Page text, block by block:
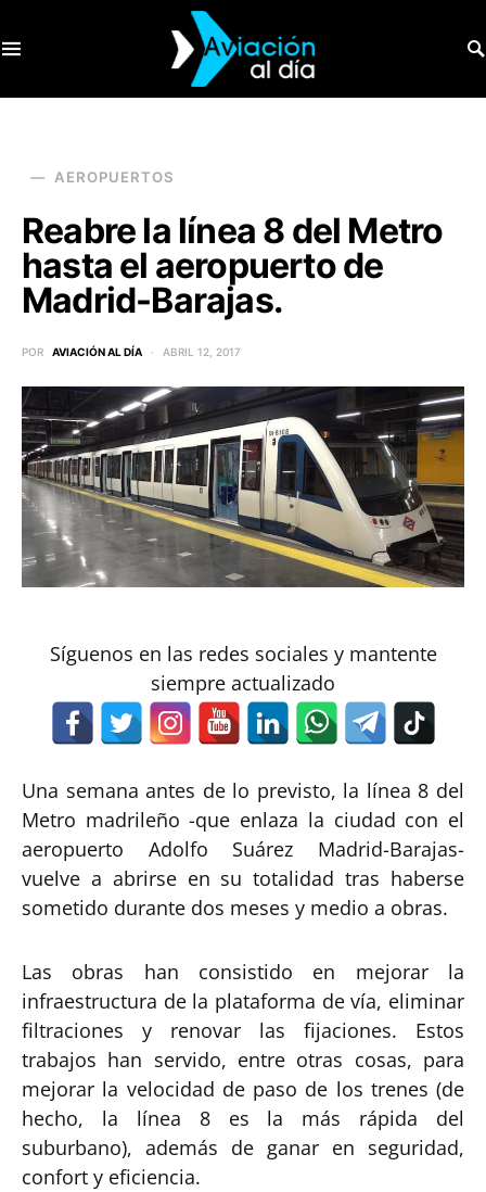
AEROPUERTOS
Reabre la línea 8 del Metro
hasta el aeropuerto de
Madrid-Barajas.
POR AVIACIÓN AL DÍA ABRIL 12, 2017
Síguenos en las redes sociales y mantente
siempre actualizado
Una semana antes de lo previsto, la línea 8 del
Metro madrileño -que enlaza la ciudad con el
aeropuerto Adolfo Suárez Madrid-Barajas-
vuelve a abrirse en su totalidad tras haberse
sometido durante dos meses y medio a obras.
Las obras han consistido en mejorar la
infraestructura de la plataforma de vía, eliminar
filtraciones y renovar las fijaciones. Estos
trabajos han servido, entre otras cosas, para
mejorar la velocidad de paso de los trenes (de
hecho, la línea 8 es la más rápida del
suburbano), además de ganar en seguridad,
confort y eficiencia.